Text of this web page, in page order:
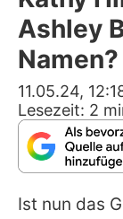
Ashley
Namen?
11.05.24,
Lesezeit: 2
Ist nun das